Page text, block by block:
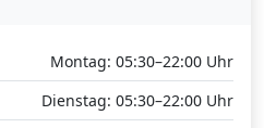
Montag: 05:30–22:00 Uhr
Dienstag: 05:30–22:00 Uhr